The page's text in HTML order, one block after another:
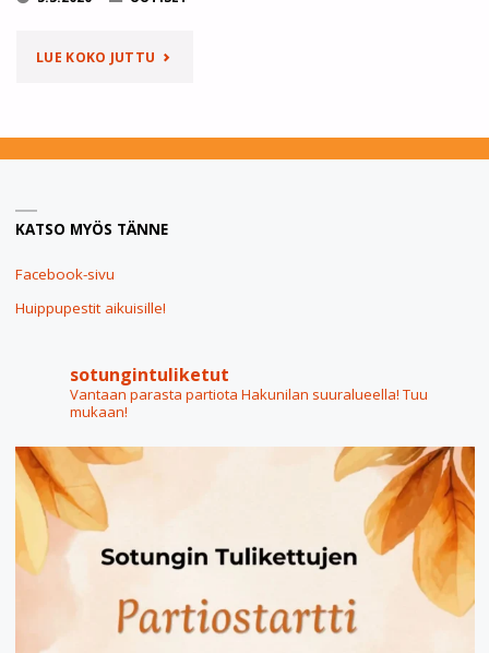
LUE KOKO JUTTU "PARTIOPANDAT
MIELIPITEITÄ
KATSO MYÖS TÄNNE
Facebook-sivu
Huippupestit aikuisille!
sotungintuliketut
Vantaan parasta partiota Hakunilan suuralueella! Tuu
mukaan!